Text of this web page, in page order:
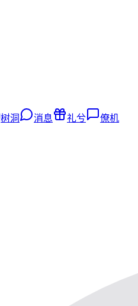
树洞 消息 礼兮 僚机